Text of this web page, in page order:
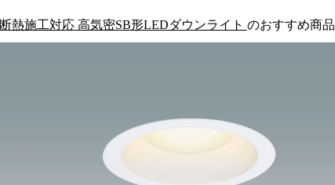
断熱施工対応 高気密SB形LEDダウンライト のおすすめ商品